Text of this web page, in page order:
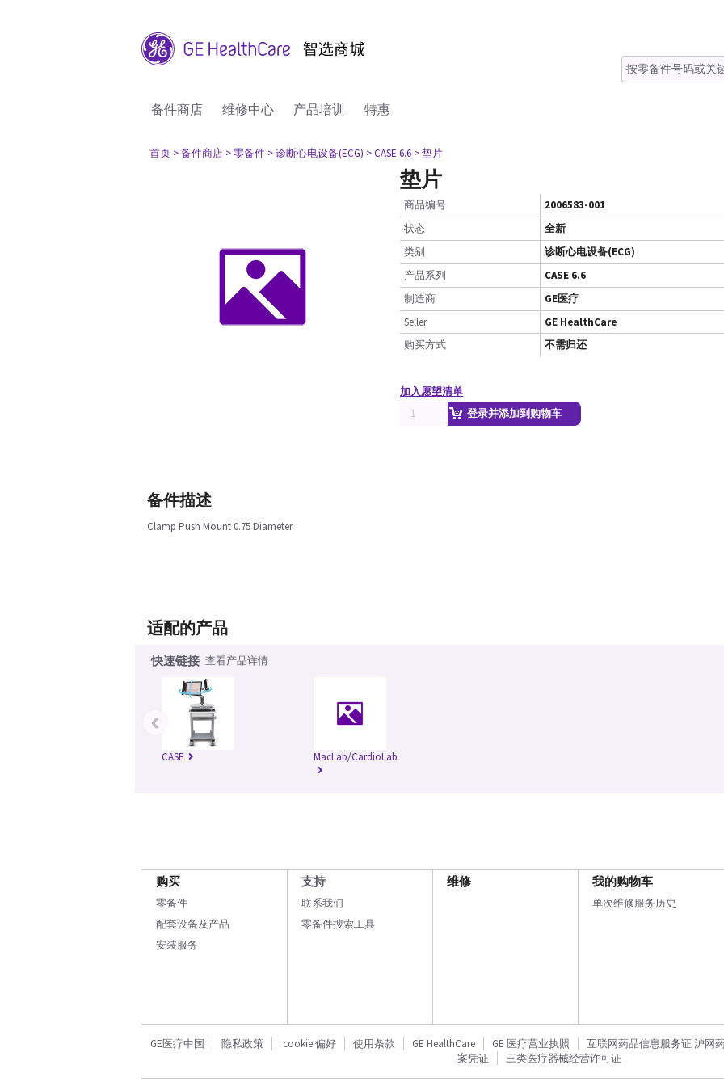
备件商店 维修中心 产品培训 特惠
首页 > 备件商店 > 零备件 > 诊断心电设备(ECG) > CASE 6.6 > 垫片
垫片
商品编号
2006583-001
状态
全新
类别
诊断心电设备(ECG)
产品系列
CASE 6.6
制造商
GE医疗
Seller
GE HealthCare
购买方式
不需归还
加入愿望清单
登录并添加到购物车
备件描述
Clamp Push Mount 0.75 Diameter
适配的产品
快速链接 查看产品详情
CASE MacLab/CardioLab
‹
购买
零备件
配套设备及产品
安装服务
支持
联系我们
零备件搜索工具
维修 我的购物车
单次维修服务历史
GE医疗中国 隐私政策 cookie 偏好 使用条款 GE HealthCare GE 医疗营业执照
互联网药品信息服务证 沪网
案凭证
三类医疗器械经营许可证